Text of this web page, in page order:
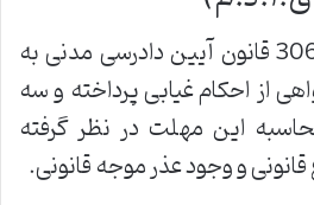
در حوزه حقوقی، ماده 306 قانون آیین دادرسی مدنی به
از احکام غیابی پرداخته و سه
این مهلت در نظر گرفته
قانونی و وجود عذر موجه قانونی.